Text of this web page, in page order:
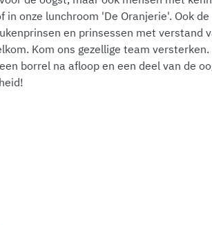
onze lunchroom 'De Oranjerie'. Ook
en prinsessen met verstand
Kom ons gezellige team
borrel na afloop en een deel van de